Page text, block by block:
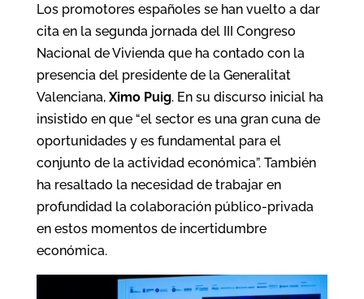
Los promotores españoles se han vuelto a dar
cita en la segunda jornada del III Congreso
Nacional de Vivienda que ha contado con la
presencia del presidente de la Generalitat
Valenciana, Ximo Puig. En su discurso inicial ha
insistido en que “el sector es una gran cuna de
oportunidades y es fundamental para el
conjunto de la actividad económica”. También
ha resaltado la necesidad de trabajar en
profundidad la colaboración público-privada
en estos momentos de incertidumbre
económica.